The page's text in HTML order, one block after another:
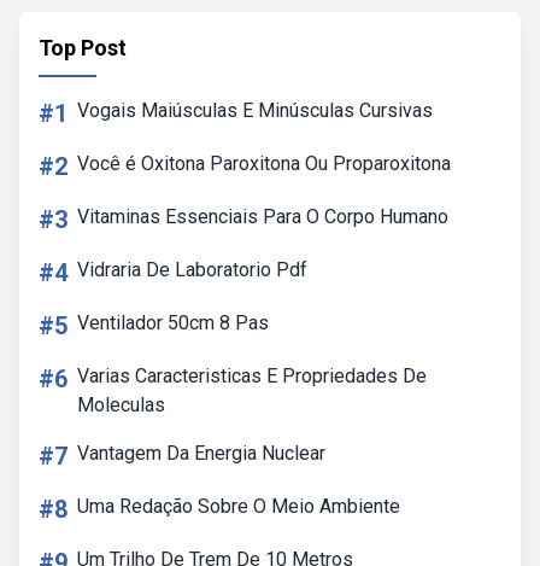
Top Post
#1 Vogais Maiúsculas E Minúsculas Cursivas
#2 Você é Oxitona Paroxitona Ou Proparoxitona
#3 Vitaminas Essenciais Para O Corpo Humano
#4 Vidraria De Laboratorio Pdf
#5 Ventilador 50cm 8 Pas
#6 Varias Caracteristicas E Propriedades De
Moleculas
#7 Vantagem Da Energia Nuclear
#8 Uma Redação Sobre O Meio Ambiente
Um Trilho De Trem De 10 Metros